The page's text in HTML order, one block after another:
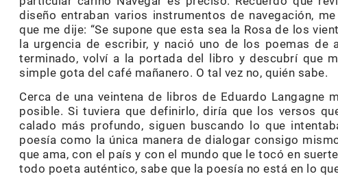
diseño entraban varios instrumentos de navegación,
que me dije: “Se supone que esta sea la Rosa de los
la urgencia de escribir, y nació uno de los poemas de
terminado, volví a la portada del libro y descubrí que
simple gota del café mañanero. O tal vez no, quién sabe.
Cerca de una veintena de libros de Eduardo Langagne
posible. Si tuviera que definirlo, diría que los versos
calado más profundo, siguen buscando lo que
poesía como la única manera de dialogar consigo
que ama, con el país y con el mundo que le tocó en
todo poeta auténtico, sabe que la poesía no está en lo